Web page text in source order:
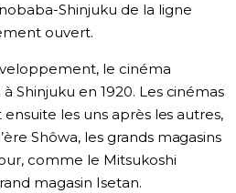
Shinjuku de la ligne
ouvert.
le cinéma
Shinjuku en 1920. Les cinémas
les uns après les autres,
Shôwa, les grands magasins
comme le Mitsukoshi
magasin Isetan.